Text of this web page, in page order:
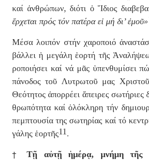
καί ἀν­θρώ­πων, δι­ό­τιὁ Ἴ­δι­ος
ἔρ­χε­ται πρός τόν πα­τέ­ρα εἰ μή δι’ἐ­μοῦ»
Μέ­σα λοι­πόν στήν χα­ρο­ποι­ό
βάλ­λειἡ με­γά­ληἑ­ορ­τή τῆς
ρο­ποι­ή­σει καί νά μᾶς ὑ­πεν­θυ­μί­σει
πά­νο­δοςτοῦ Λυ­τρω­τοῦ μας
Θε­ό­τη­τος ἀ­πορ­ρέ­ει ἄ­πει­ρες σω­τή­ρι­ες
θρω­πό­τη­τα καίὁ­λό­κλη­ρητήν
πε­μπτου­σί­α της σω­τη­ρί­ας καί τό
γά­λης ἑ­ορ­τῆς11.
† Τῇ αὐτῇ ἡμέρᾳ, μνήμη τῆς